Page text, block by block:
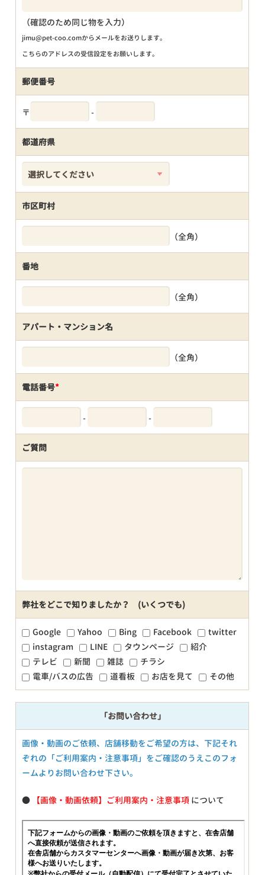
（確認のため同じ物を入力）
jimu@pet-coo.comからメールをお送りします。
こちらのアドレスの受信設定をお願いします。
郵便番号
〒 -
都道府県
市区町村
（全角）
番地
（全角）
アパート・マンション名
（全角）
電話番号*
- -
ご質問
弊社をどこで知りましたか？ (いくつでも)
Google Yahoo Bing Facebook
twitter
instagram
LINE タウンページ
紹介
テレビ
新聞 雑誌
チラシ
電車/バスの広告
道看板 お店を見て その他
「お問い合わせ」
画像・動画のご依頼、店舗移動をご希望の方は、下記それ
ぞれの「ご利用案内・注意事項」をご確認のうえこのフォ
ームよりお問い合わせ下さい。
● 【画像・動画依頼】ご利用案内・注意事項 について